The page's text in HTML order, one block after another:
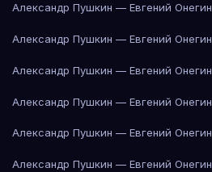
Александр Пушкин — Евгений Онегин
Александр Пушкин — Евгений Онегин
Александр Пушкин — Евгений Онегин
Александр Пушкин — Евгений Онегин
Александр Пушкин — Евгений Онегин
Александр Пушкин — Евгений Онегин